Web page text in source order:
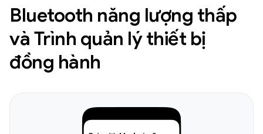
Bluetooth năng lượng thấp
và Trình quản lý thiết bị
đồng hành